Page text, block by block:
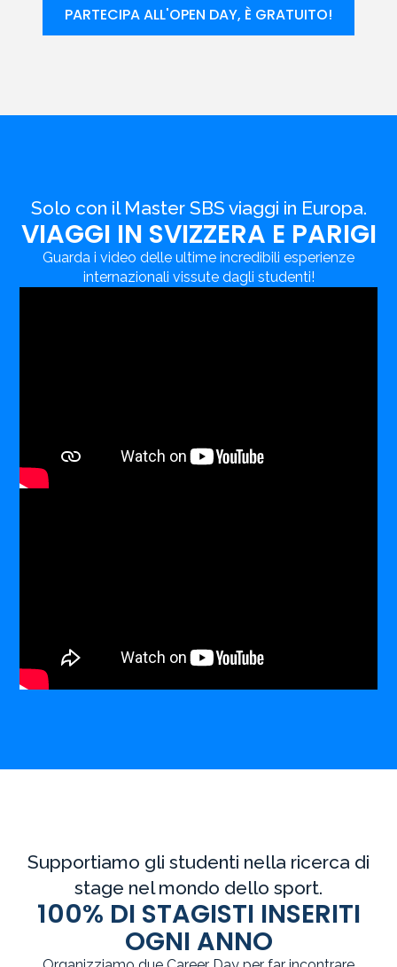
PARTECIPA ALL'OPEN DAY, È GRATUITO!
Solo con il Master SBS viaggi in Europa.
VIAGGI IN SVIZZERA E PARIGI
Guarda i video delle ultime incredibili esperienze
internazionali vissute dagli studenti!
Supportiamo gli studenti nella ricerca di
stage nel mondo dello sport.
100% DI STAGISTI INSERITI
OGNI ANNO